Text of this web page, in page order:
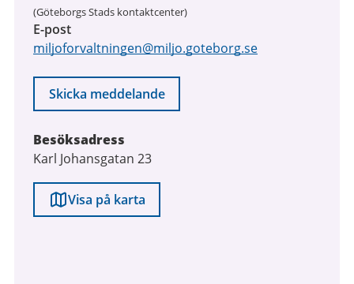
(Göteborgs Stads kontaktcenter)
E-post
miljoforvaltningen@miljo.goteborg.se
Skicka meddelande
Besöksadress
Karl Johansgatan 23
Visa på karta